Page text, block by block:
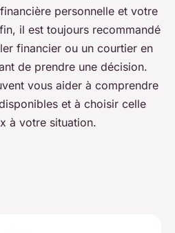
personnelle et votre
il est toujours recommandé
financier ou un courtier en
de prendre une décision.
vous aider à comprendre
et à choisir celle
à votre situation.